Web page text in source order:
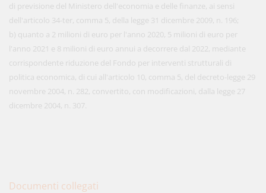
di previsione del Ministero dell'economia e delle finanze, ai sensi
dell'articolo 34-ter, comma 5, della legge 31 dicembre 2009, n. 196;
b) quanto a 2 milioni di euro per l'anno 2020, 5 milioni di euro per
l'anno 2021 e 8 milioni di euro annui a decorrere dal 2022, mediante
corrispondente riduzione del Fondo per interventi strutturali di
politica economica, di cui all'articolo 10, comma 5, del decreto-legge 29
novembre 2004, n. 282, convertito, con modificazioni, dalla legge 27
dicembre 2004, n. 307.
Documenti collegati